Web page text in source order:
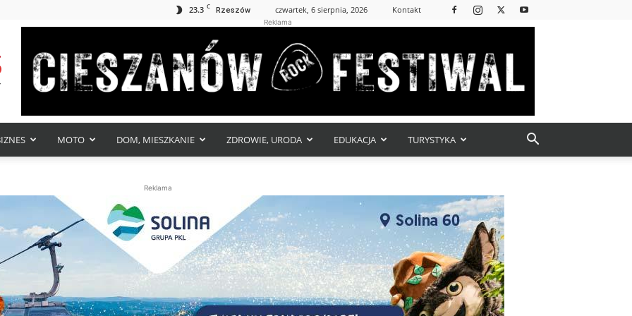
23.3 C Rzeszów czwartek, 6 sierpnia, 2026 Kontakt
Reklama
MOTO DOM, MIESZKANIE ZDROWIE, URODA EDUKACJA TURYSTYKA
Reklama